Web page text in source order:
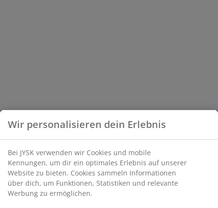
Wir personalisieren dein Erlebnis
Bei JYSK verwenden wir Cookies und mobile
Kennungen, um dir ein optimales Erlebnis auf unserer
Website zu bieten. Cookies sammeln Informationen
über dich, um Funktionen, Statistiken und relevante
Werbung zu ermöglichen.